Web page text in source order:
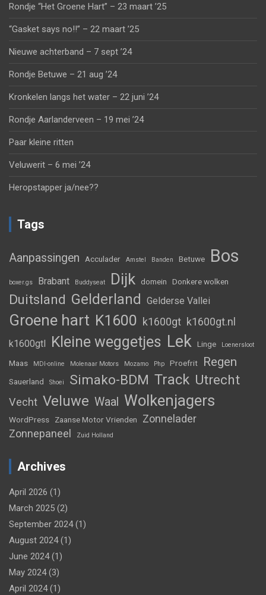
Rondje “Het Groene Hart” – 23 maart ’25
“Gasket says no!!” – 22 maart ’25
Nieuwe achterband – 7 sept ’24
Rondje Betuwe – 21 aug ’24
Kronkelen langs het water – 22 juni ’24
Rondje Aarlanderveen – 19 mei ’24
Paar kleine ritten
Veluwerit – 6 mei ’24
Heropstapper ja/nee??
Tags
Aanpassingen Acculader Amstel Banden Betuwe Bos
boxer.gs Brabant Buddyseat Dijk domein Donkere wolken
Duitsland Gelderland Gelderse Vallei
Groene hart K1600 k1600gt k1600gt.nl
k1600gtl Kleine weggetjes Lek Linge Loenersloot
Maas MDI-online Molenaar Motors Mozamo Php Proefrit Regen
Sauerland Shoei Simako-BDM Track Utrecht
Vecht Veluwe Waal Wolkenjagers
WordPress Zaanse Motor Vrienden
Zonnelader
Zonnepaneel
Zuid Holland
Archives
April 2026 (1)
March 2025 (2)
September 2024(1)
August 2024(1)
June 2024(1)
May 2024(3)
April 2024(1)